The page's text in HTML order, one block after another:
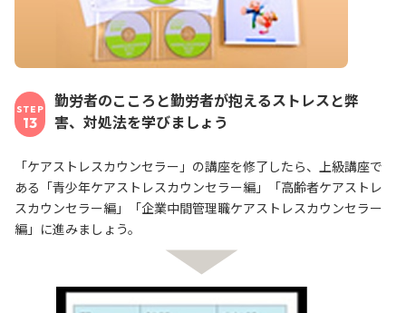
STEP
13
勤労者のこころと勤労者が抱えるストレスと弊
害、対処法を学びましょう
「ケアストレスカウンセラー」の講座を修了したら、上級講座で
ある「青少年ケアストレスカウンセラー編」「高齢者ケアストレ
スカウンセラー編」「企業中間管理職ケアストレスカウンセラー
編」に進みましょう。